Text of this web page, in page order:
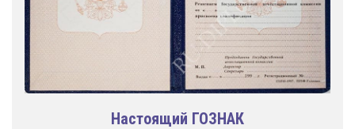
Настоящий ГОЗНАК